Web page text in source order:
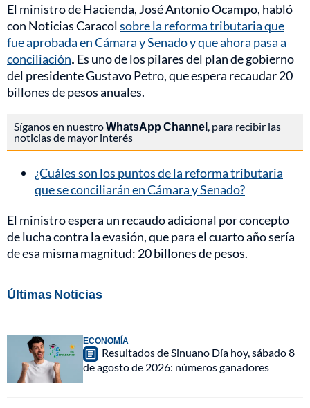
El ministro de Hacienda, José Antonio Ocampo, habló
con Noticias Caracolsobre la reforma tributaria que
fue aprobada en Cámara y Senado y que ahora pasa a
conciliación. Es uno de los pilares del plan de gobierno
del presidente Gustavo Petro, que espera recaudar 20
billones de pesos anuales.
Síganos en nuestroWhatsApp Channel , para recibir las
noticias de mayor interés
¿Cuáles son los puntos de la reforma tributaria
que se conciliarán en Cámara y Senado?
El ministro espera un recaudo adicional por concepto
de lucha contra la evasión, que para el cuarto año sería
de esa misma magnitud: 20 billones de pesos.
Últimas Noticias
ECONOMÍA
Resultados de Sinuano Día hoy, sábado 8
de agosto de 2026: números ganadores